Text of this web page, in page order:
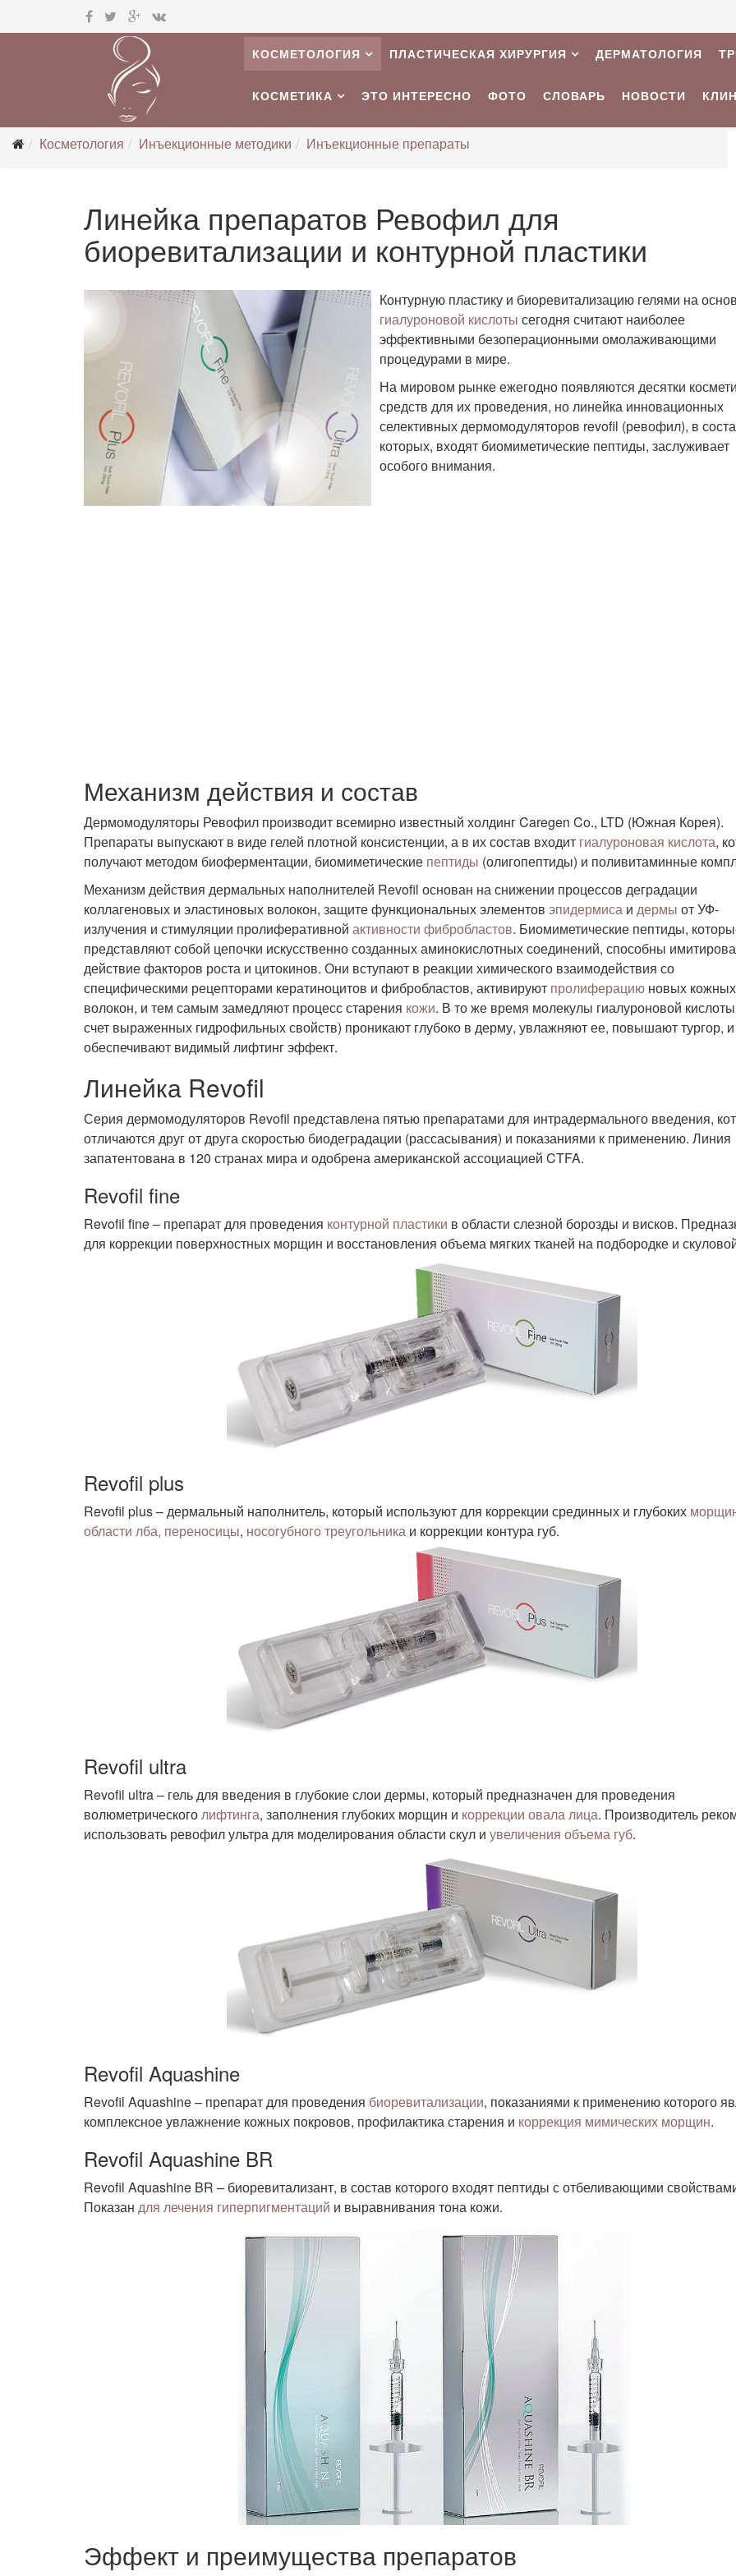
КОСМЕТОЛОГИЯ ПЛАСТИЧЕСКАЯ ХИРУРГИЯ ДЕРМАТОЛОГИЯ
КОСМЕТИКА ЭТО ИНТЕРЕСНО ФОТО СЛОВАРЬ НОВОСТИ
Косметология Инъекционные методики Инъекционные препараты
Линейка препаратов Ревофил для
биоревитализации и контурной пластики
Контурную пластику и биоревитализацию гелями на
гиалуроновой кислоты сегодня считают наиболее
эффективными безоперационными омолаживающими
процедурами в мире.
На мировом рынке ежегодно появляются десятки
средств для их проведения, но линейка инновационных
селективных дермомодуляторов revofil (ревофил), в
которых, входят биомиметические пептиды, заслуживает
особого внимания.
Механизм действия и состав
Дермомодуляторы Ревофил производит всемирно известный холдинг Caregen Co., LTD (Южная Корея).
Препараты выпускают в виде гелей плотной консистенции, а в их состав входит гиалуроновая кислота,
получают методом биоферментации, биомиметические пептиды (олигопептиды) и поливитаминные
Механизм действия дермальных наполнителей Revofil основан на снижении процессов деградации
коллагеновых и эластиновых волокон, защите функциональных элементов эпидермиса и дермы от УФ-
излучения и стимуляции пролиферативной активности фибробластов. Биомиметические пептиды,
представляют собой цепочки искусственно созданных аминокислотных соединений, способны
действие факторов роста и цитокинов. Они вступают в реакции химического взаимодействия со
специфическими рецепторами кератиноцитов и фибробластов, активируют пролиферацию новых кожных
волокон, и тем самым замедляют процесс старения кожи. В то же время молекулы гиалуроновой
счет выраженных гидрофильных свойств) проникают глубоко в дерму, увлажняют ее, повышают тургор, и
обеспечивают видимый лифтинг эффект.
Линейка Revofil
Серия дермомодуляторов Revofil представлена пятью препаратами для интрадермального введения,
отличаются друг от друга скоростью биодеградации (рассасывания) и показаниями к применению. Линия
запатентована в 120 странах мира и одобрена американской ассоциацией CTFA.
Revofil fine
Revofil fine – препарат для проведения контурной пластики в области слезной борозды и висков.
для коррекции поверхностных морщин и восстановления объема мягких тканей на подбородке и
Revofil plus
Revofil plus – дермальный наполнитель, который используют для коррекции срединных и глубоких
области лба, переносицы, носогубного треугольника и коррекции контура губ.
Revofil ultra
Revofil ultra – гель для введения в глубокие слои дермы, который предназначен для проведения
волюметрическоголифтинга, заполнения глубоких морщин и коррекции овала лица. Производитель
использовать ревофил ультра для моделирования области скул и увеличения объема губ.
Revofil Aquashine
Revofil Aquashine – препарат для проведения биоревитализации, показаниями к применению которого
комплексное увлажнение кожных покровов, профилактика старения и коррекция мимических морщин.
Revofil Aquashine BR
Revofil Aquashine BR – биоревитализант, в состав которого входят пептиды с отбеливающими
Показан для лечения гиперпигментаций и выравнивания тона кожи.
Эффект и преимущества препаратов